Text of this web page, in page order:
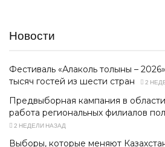
Новости
Фестиваль «Алаколь толқыны –
тысяч гостей из шести стран
2
Предвыборная кампания в
работа региональных филиалов
2 НЕДЕЛИ НАЗАД
Выборы, которые меняют